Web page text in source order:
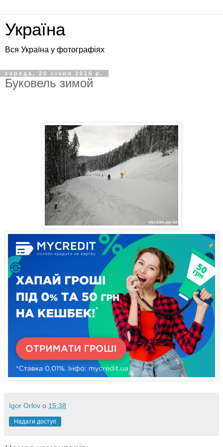
Україна
Вся Україна у фотографіях
середа, 20 січня 2016 р.
Буковель зимой
Igor Orlov о 15:38
Надати доступ